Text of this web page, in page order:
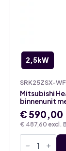
2,5kW
SRK25ZSX-WF
€ 487,60 excl.
Mitsubishi
binnenunit
€ 590,00
Mitsubishi
Heavy